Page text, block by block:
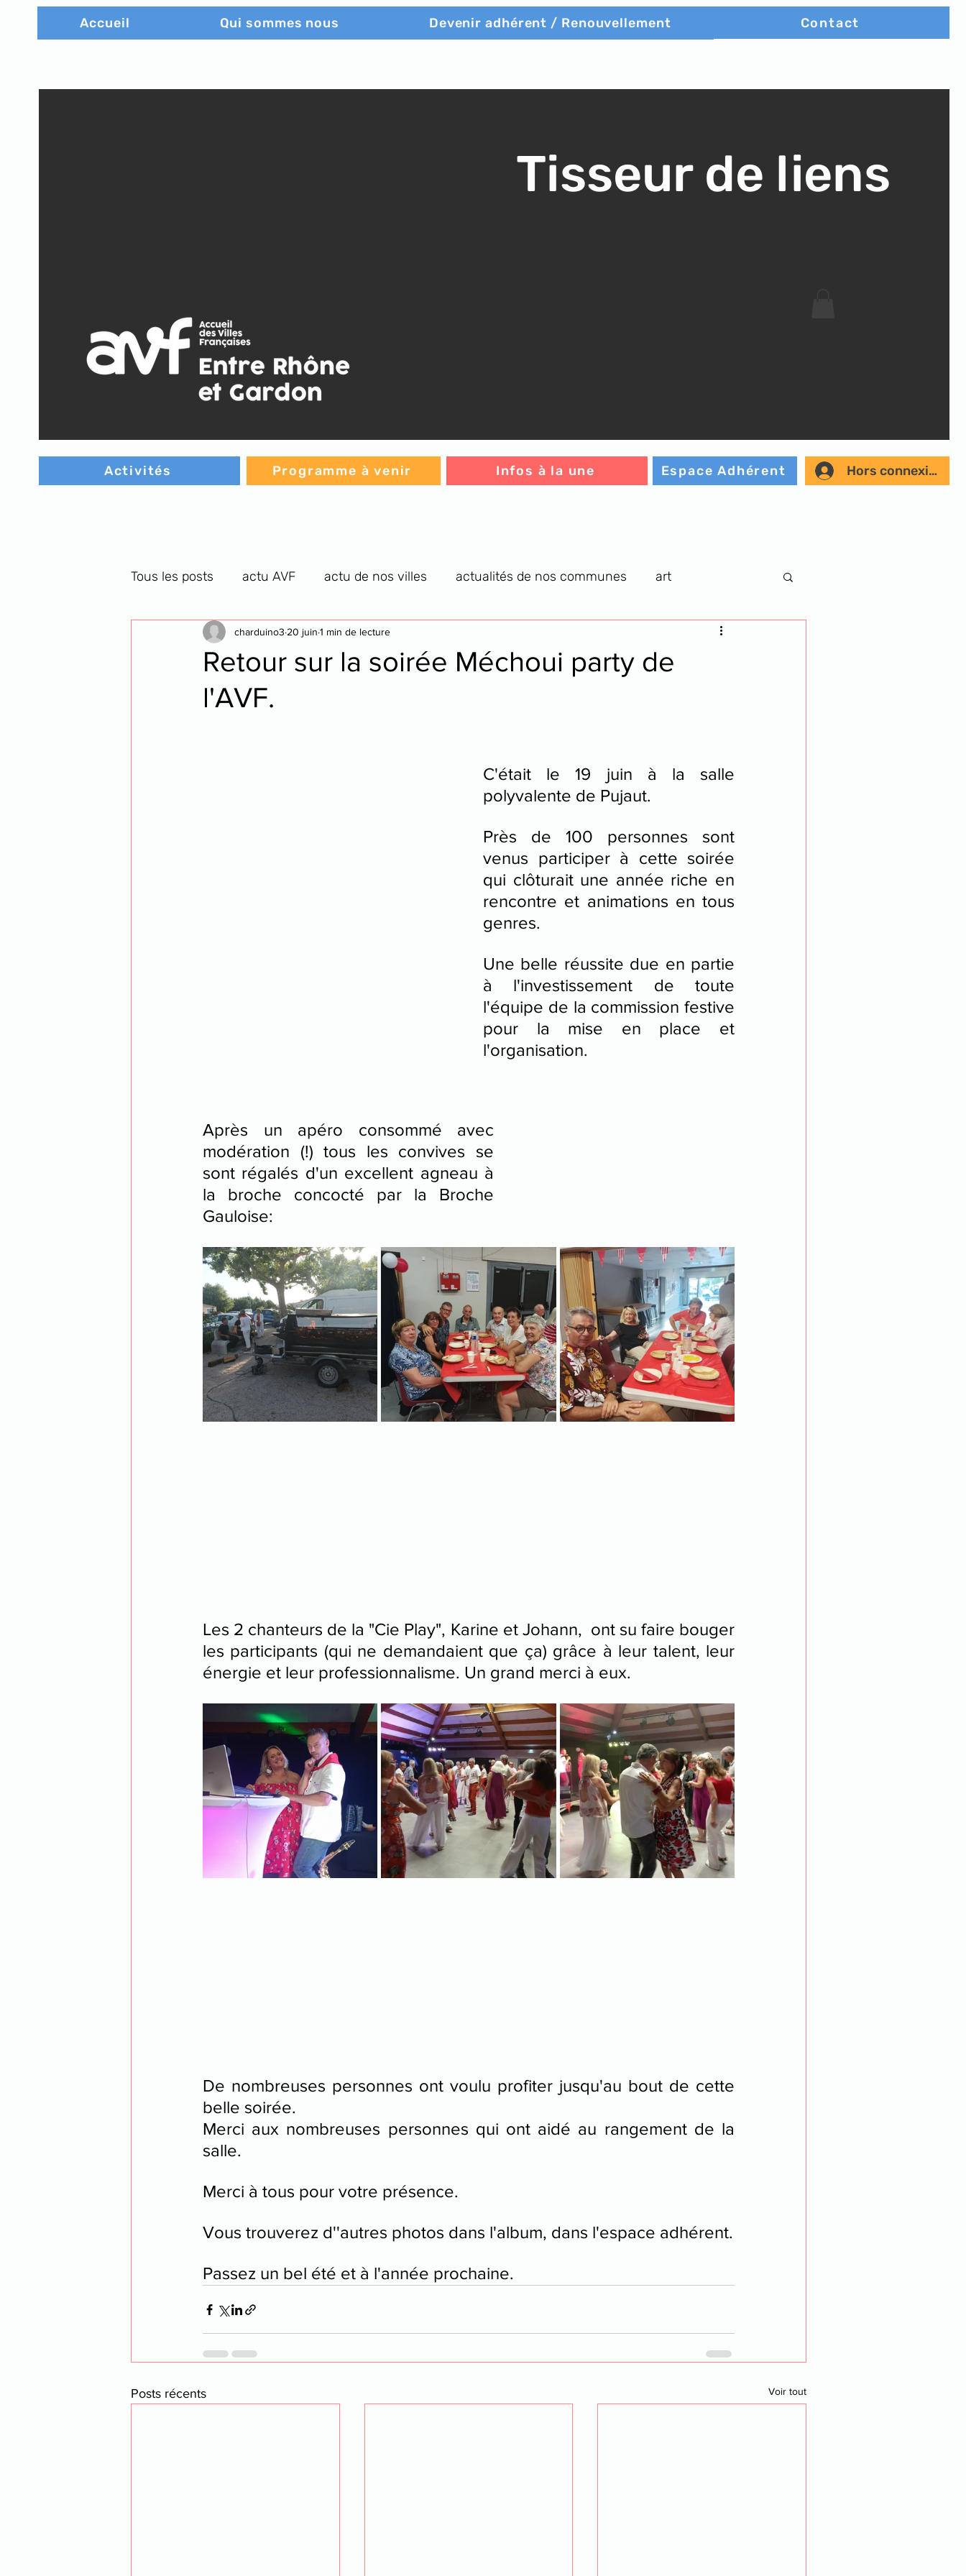
Accueil Qui sommes nous Devenir adhérent / Renouvellement Contact
Tisseur de liens
Activités Programme à venir Infos à la une Espace Adhérent Hors connexion
Tous les posts actu AVF actu de nos villes actualités de nos communes art
C.G. orthographe culture générale musique
voyage
Retour sur la soirée Méchoui party de
l'AVF.
charduino3 20 juin 1 min de lecture
C'était le 19 juin à la salle
polyvalente de Pujaut.
Près de 100 personnes sont
venus participer à cette soirée
qui clôturait une année riche en
rencontre et animations en tous
genres.
Une belle réussite due en partie
à l'investissement de toute
l'équipe de la commission festive
pour la mise en place et
l'organisation.
Après un apéro consommé avec
modération (!) tous les convives se
sont régalés d'un excellent agneau à
la broche concocté par la Broche
Gauloise:
Les 2 chanteurs de la "Cie Play", Karine et Johann,  ont su faire bouger
les participants (qui ne demandaient que ça) grâce à leur talent, leur
énergie et leur professionnalisme. Un grand merci à eux.
De nombreuses personnes ont voulu profiter jusqu'au bout de cette
belle soirée.
Merci aux nombreuses personnes qui ont aidé au rangement de la
salle.
Merci à tous pour votre présence.
Vous trouverez d''autres photos dans l'album, dans l'espace adhérent.
Passez un bel été et à l'année prochaine.
Posts récents Voir tout